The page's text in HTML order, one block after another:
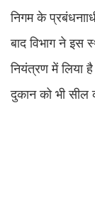
निगम के
बाद विभाग ने
नियंत्रण में लिया
दुकान को भी सील